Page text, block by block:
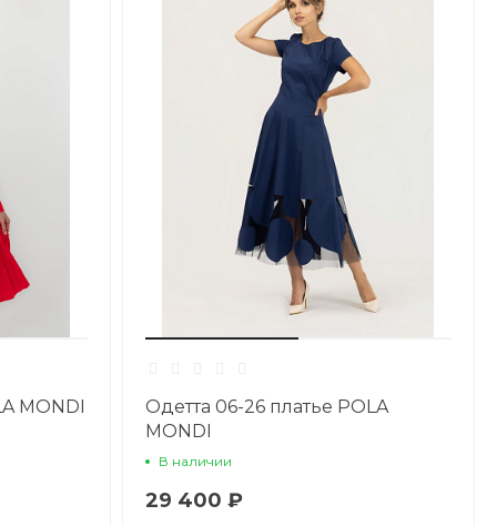
MONDI
Одетта 06-26 платье POLA
MONDI
В наличии
29 400 ₽